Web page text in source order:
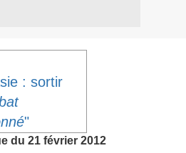
: sortir
"
du 21 février 2012